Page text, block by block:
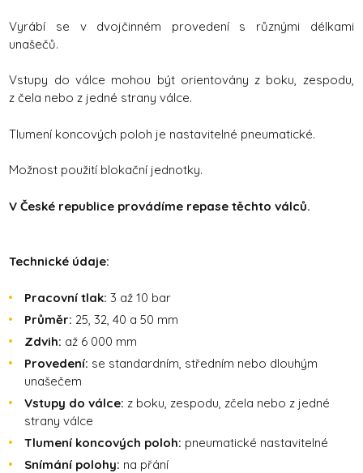
Vyrábí se v dvojčinném provedení s různými délkami
unašečů.
Vstupy do válce mohou být orientovány z boku, zespodu,
z čela nebo z jedné strany válce.
Tlumení koncových poloh je nastavitelné pneumatické.
Možnost použití blokační jednotky.
V České republice provádíme repase těchto válců.
Technické údaje:
Pracovní tlak: 3 až 10 bar
Průměr: 25, 32, 40 a 50 mm
Zdvih: až 6 000 mm
Provedení: se standardním, středním nebo dlouhým
unašečem
Vstupy do válce: z boku, zespodu, zčela nebo z jedné
strany válce
Tlumení koncových poloh: pneumatické nastavitelné
Snímání polohy: na přání